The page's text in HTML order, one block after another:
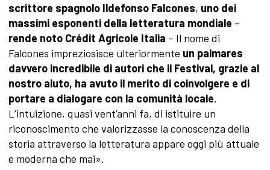
scrittore spagnolo Ildefonso Falcones, uno dei
massimi esponenti della letteratura mondiale –
rende noto Crédit Agricole Italia – Il nome di
Falcones impreziosisce ulteriormente un palmares
davvero incredibile di autori che il Festival, grazie al
nostro aiuto, ha avuto il merito di coinvolgere e di
portare a dialogare con la comunità locale.
L’intuizione, quasi vent’anni fa, di istituire un
riconoscimento che valorizzasse la conoscenza della
storia attraverso la letteratura appare oggi più attuale
e moderna che mai».